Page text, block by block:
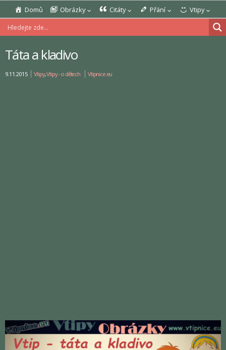
Domů Obrázky Citáty Přání Vtipy
Táta a kladivo
9.11.2015 Vtipy,Vtipy - o dětech Vtipnice.eu